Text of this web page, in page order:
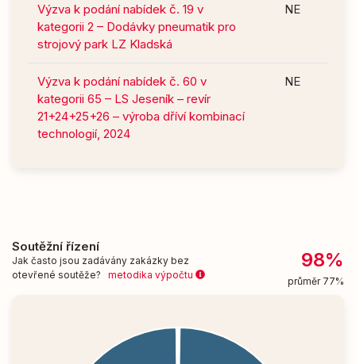
Výzva k podání nabídek č. 19 v
kategorii 2 – Dodávky pneumatik pro
strojový park LZ Kladská
NE
Výzva k podání nabídek č. 60 v
kategorii 65 – LS Jeseník – revír
21+24+25+26 – výroba dříví kombinací
technologií, 2024
NE
Soutěžní řízení
Jak často jsou zadávány zakázky bez
otevřené soutěže? metodika výpočtu
98%
průměr 77%